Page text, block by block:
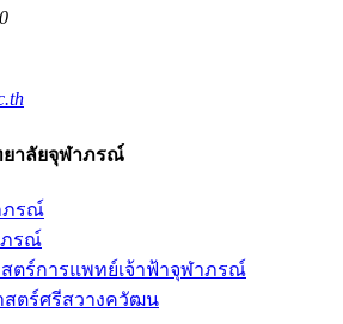
ยาลัยจุฬาภรณ์
ภรณ์
ภรณ์
ตร์การแพทย์เจ้าฟ้าจุฬาภรณ์
ตร์ศรีสวางควัฒน